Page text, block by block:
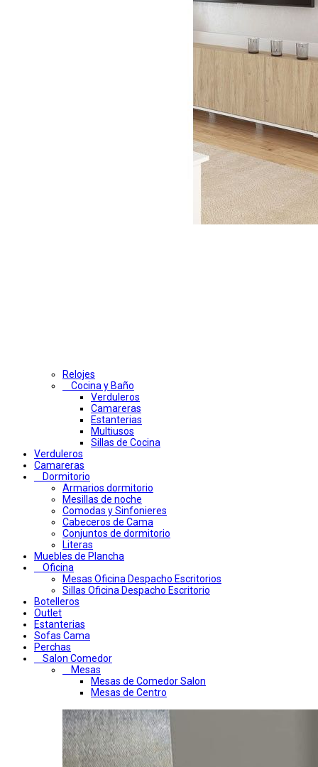
Relojes
Cocina y Baño
Verduleros
Camareras
Estanterias
Multiusos
Sillas de Cocina
Verduleros
Camareras
Dormitorio
Armarios dormitorio
Mesillas de noche
Comodas y Sinfonieres
Cabeceros de Cama
Conjuntos de dormitorio
Literas
Muebles de Plancha
Oficina
Mesas Oficina Despacho Escritorios
Sillas Oficina Despacho Escritorio
Botelleros
Outlet
Estanterias
Sofas Cama
Perchas
Salon Comedor
Mesas
Mesas de Comedor Salon
Mesas de Centro